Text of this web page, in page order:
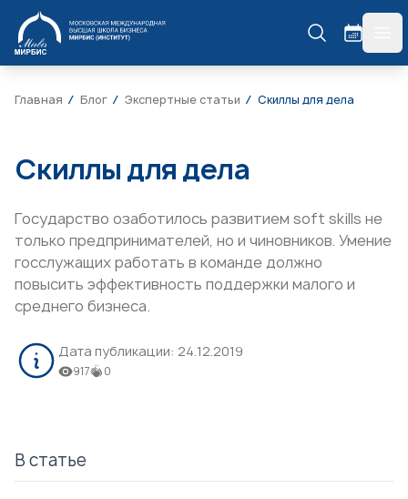
МИРБИС
Главная Блог Экспертные статьи Скиллы для дела
Скиллы для дела
Государство озаботилось развитием soft skills не
только предпринимателей, но и чиновников. Умение
госслужащих работать в команде должно
повысить эффективность поддержки малого и
среднего бизнеса.
Дата публикации: 24.12.2019
917 0
В статье